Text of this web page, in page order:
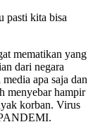
pasti kita bisa
mematikan yang
dari negara
apa saja dan
menyebar hampir
korban. Virus